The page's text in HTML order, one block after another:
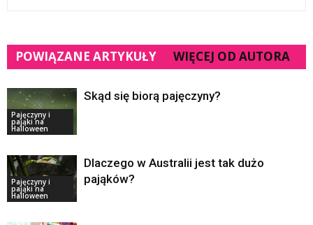
POWIĄZANE ARTYKUŁY WIĘCEJ OD AUTORA
Pajęczyny i
pająki na
Halloween
Skąd się biorą pajęczyny?
Pajęczyny i
pająki na
Halloween
Dlaczego w Australii jest tak dużo
pająków?